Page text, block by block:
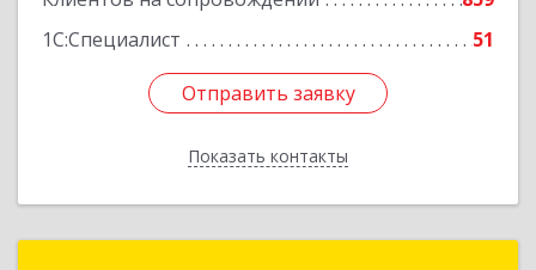
1С:Специалист
51
Отправить заявку
Показать контакты
Отправить заявку
Назад